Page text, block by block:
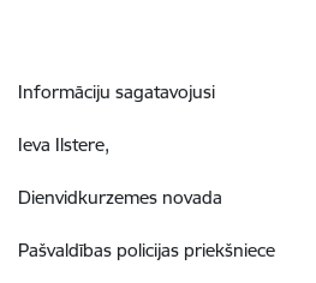
Informāciju sagatavojusi
Ieva Ilstere,
Dienvidkurzemes novada
Pašvaldības policijas priekšniece